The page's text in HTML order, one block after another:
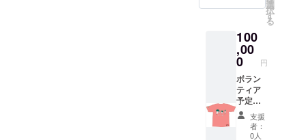
のグッ
ズをお
選びに
なるか
は後に
メール
でおう
かがい
させて
いただ
感想を
記した
花蓮の
絵はが
きを月
に１通
＆滞在
の日々
を記し
た日誌
のいい
花蓮滞
在をお
手伝い
しま
す。宿
泊場所
を見つ
けた
り、観
光する
選
択
す
る
100
,00
0 円
ボラン
ティア
予定で
ある楽
山院の
障害者
支援
者：
0人